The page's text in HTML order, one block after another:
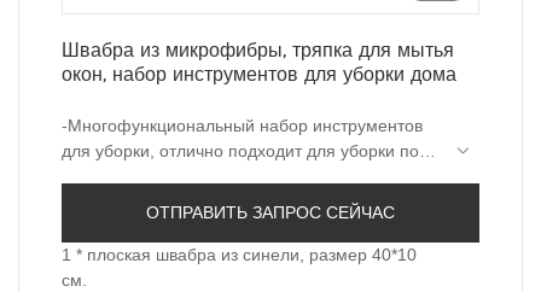
Швабра из микрофибры, тряпка для мытья
окон, набор инструментов для уборки дома
-Многофункциональный набор инструментов
для уборки, отлично подходит для уборки по
тряпок, очистителей окон.
ручка выдвигается до 120 см.
-С 1 насадкой для швабры из микрофибры.
ОТПРАВИТЬ ЗАПРОС СЕЙЧАС
1 * плоская швабра из синели, размер 40*10
см.